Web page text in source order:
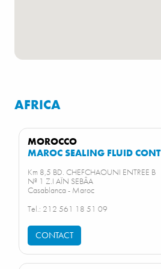
AFRICA
MOROCCO
MAROC SEALING FLUID
Km 8,5 BD. CHEFCHAOUNI ENTREE B
Nª 1 Z.I AÏN SEBÂA
Casablanca - Maroc
Tel.: 212 561 18 51 09
CONTACT